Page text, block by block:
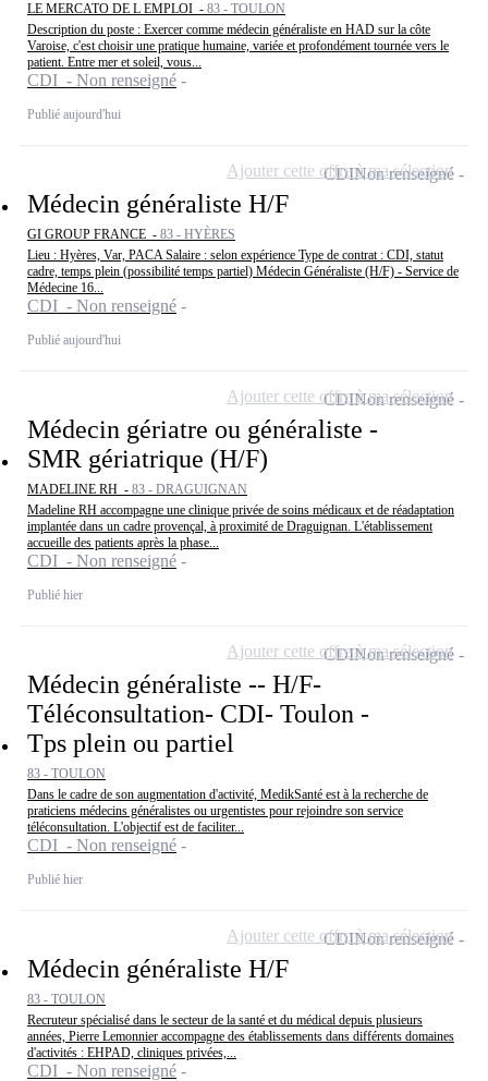
LE MERCATO DE L EMPLOI - 83 - TOULON
Description du poste : Exercer comme médecin généraliste en HAD sur la côte
Varoise, c'est choisir une pratique humaine, variée et profondément tournée vers le
patient. Entre mer et soleil, vous...
CDI - Non renseigné
Publié aujourd'hui
Médecin généraliste H/F
GI GROUP FRANCE - 83 - HYÈRES
Lieu : Hyères, Var, PACA Salaire : selon expérience Type de contrat : CDI, statut
cadre, temps plein (possibilité temps partiel) Médecin Généraliste (H/F) - Service de
Médecine 16...
CDI - Non renseigné
Publié aujourd'hui
CDINon renseigné
Ajouter cette offre à ma sélection
Médecin gériatre ou généraliste -
SMR gériatrique (H/F)
MADELINE RH - 83 - DRAGUIGNAN
Madeline RH accompagne une clinique privée de soins médicaux et de réadaptation
implantée dans un cadre provençal, à proximité de Draguignan. L'établissement
accueille des patients après la phase...
CDI - Non renseigné
Publié hier
CDINon renseigné
Ajouter cette offre à ma sélection
Médecin généraliste -- H/F-
Téléconsultation- CDI- Toulon -
Tps plein ou partiel
83 - TOULON
Dans le cadre de son augmentation d'activité, MedikSanté est à la recherche de
praticiens médecins généralistes ou urgentistes pour rejoindre son service
téléconsultation. L'objectif est de faciliter...
CDI - Non renseigné
Publié hier
CDINon renseigné
Ajouter cette offre à ma sélection
Médecin généraliste H/F
83 - TOULON
Recruteur spécialisé dans le secteur de la santé et du médical depuis plusieurs
années, Pierre Lemonnier accompagne des établissements dans différents domaines
d'activités : EHPAD, cliniques privées,...
CDI - Non renseigné
CDINon renseigné
Ajouter cette offre à ma sélection